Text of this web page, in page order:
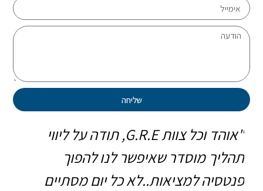
שליחה
"אוהד וכל צוות G.R.E, תודה על ליווי
תהליך מוסדר שאיפשר לנו להפוך
פנטסיה למציאות..לא כל יום מסתיים